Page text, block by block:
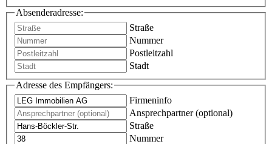
Absenderadresse:
Straße
Nummer
Postleitzahl
Stadt
Adresse des Empfängers:
Firmeninfo
Ansprechpartner (optional)
Straße
Nummer